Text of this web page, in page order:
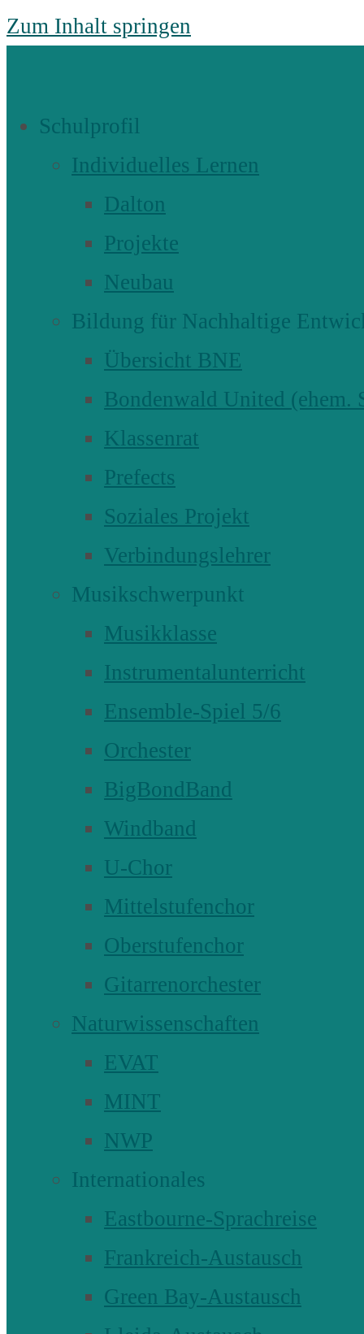
Zum Inhalt springen
Schulprofil
Individuelles Lernen
Dalton
Projekte
Neubau
Bildung für Nachhaltige
Übersicht BNE
Bondenwald United (ehem.
Klassenrat
Prefects
Soziales Projekt
Verbindungslehrer
Musikschwerpunkt
Musikklasse
Instrumentalunterricht
Ensemble-Spiel 5/6
Orchester
BigBondBand
Windband
U-Chor
Mittelstufenchor
Oberstufenchor
Gitarrenorchester
Naturwissenschaften
EVAT
MINT
NWP
Internationales
Eastbourne-Sprachreise
Frankreich-Austausch
Green Bay-Austausch